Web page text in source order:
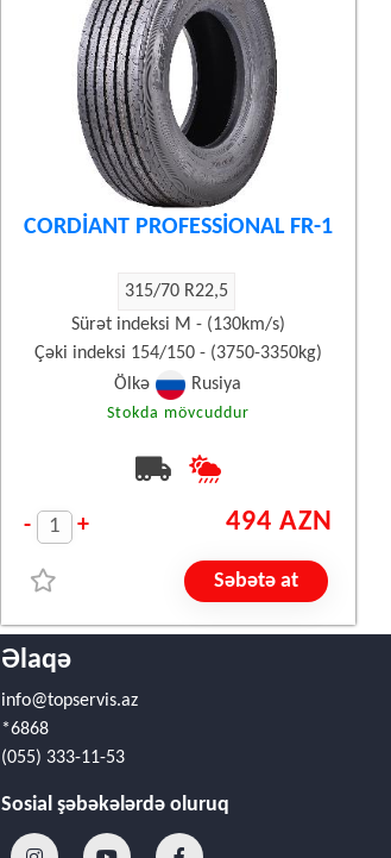
CORDİANT PROFESSİONAL FR-1
315/70 R22,5
Sürət indeksi M - (130km/s)
Çəki indeksi 154/150 - (3750-3350kg)
Ölkə
Rusiya
Stokda mövcuddur
- + 494 AZN
Səbətə at
Əlaqə
info@topservis.az
*6868
(055) 333-11-53
Sosial şəbəkələrdə oluruq